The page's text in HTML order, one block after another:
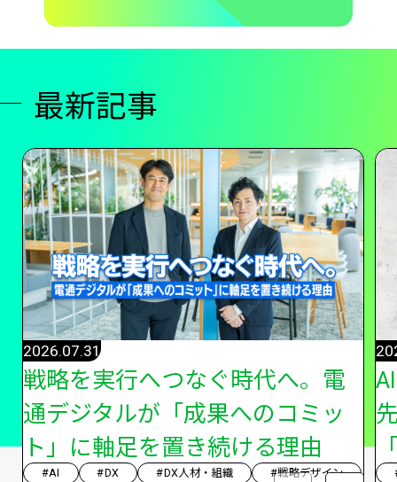
最新記事
戦略を実行へつなぐ時代へ。電
通デジタルが「成果へのコミッ
ト」に軸足を置き続ける理由
2026.07.31
#AI #DX #DX人材・組織
#戦略デザイン